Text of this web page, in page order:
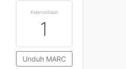
Ketersediaan
1
Unduh MARC